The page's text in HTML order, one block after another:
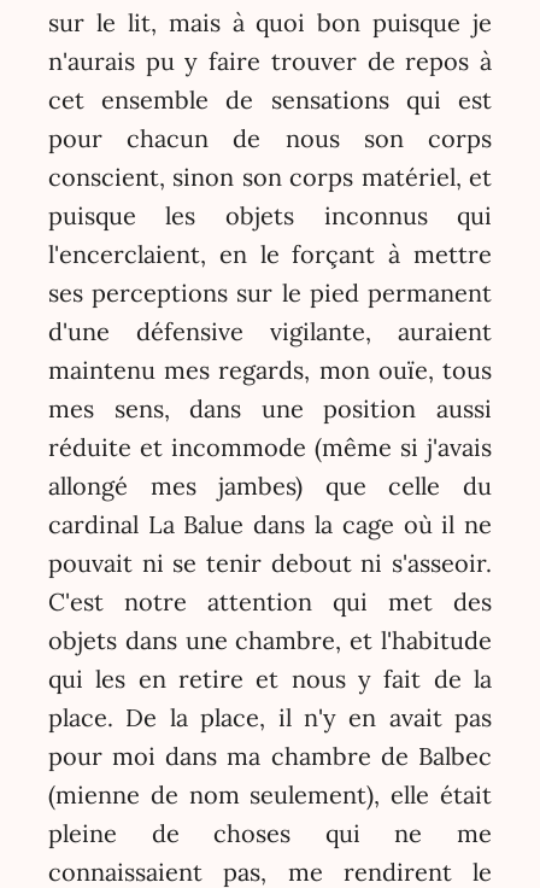
sur le lit, mais à quoi bon puisque je
n'aurais pu y faire trouver de repos à
cet ensemble de sensations qui est
pour chacun de nous son corps
conscient, sinon son corps matériel, et
puisque les objets inconnus qui
l'encerclaient, en le forçant à mettre
ses perceptions sur le pied permanent
d'une défensive vigilante, auraient
maintenu mes regards, mon ouïe, tous
mes sens, dans une position aussi
réduite et incommode (même si j'avais
allongé mes jambes) que celle du
cardinal La Balue dans la cage où il ne
pouvait ni se tenir debout ni s'asseoir.
C'est notre attention qui met des
objets dans une chambre, et l'habitude
qui les en retire et nous y fait de la
place. De la place, il n'y en avait pas
pour moi dans ma chambre de Balbec
(mienne de nom seulement), elle était
pleine de choses qui ne me
connaissaient pas, me rendirent le